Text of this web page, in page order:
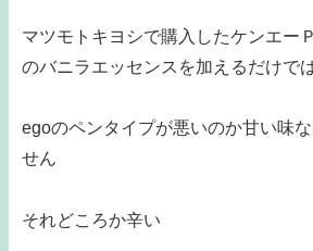
マツモトキヨシで購入したケンエー
のバニラエッセンスを加えるだけで
egoのペンタイプが悪いのか甘い味
せん
それどころか辛い